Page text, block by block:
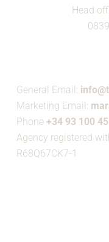
Head
General Email:
Marketing Email:
Phone +34 93 100
Agency registered
R68Q67CK7-1